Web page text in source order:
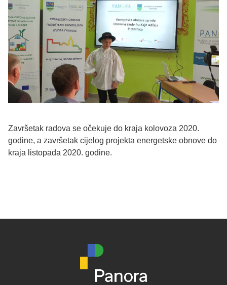
Završetak radova se očekuje do kraja kolovoza 2020.
godine, a završetak cijelog projekta energetske obnove do
kraja listopada 2020. godine.